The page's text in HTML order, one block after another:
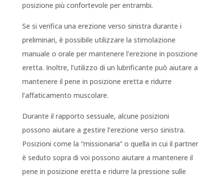
posizione più confortevole per entrambi.
Se si verifica una erezione verso sinistra durante i
preliminari, è possibile utilizzare la stimolazione
manuale o orale per mantenere l’erezione in posizione
eretta. Inoltre, l’utilizzo di un lubrificante può aiutare a
mantenere il pene in posizione eretta e ridurre
l’affaticamento muscolare.
Durante il rapporto sessuale, alcune posizioni
possono aiutare a gestire l’erezione verso sinistra.
Posizioni come la “missionaria” o quella in cui il partner
è seduto sopra di voi possono aiutare a mantenere il
pene in posizione eretta e ridurre la pressione sulle